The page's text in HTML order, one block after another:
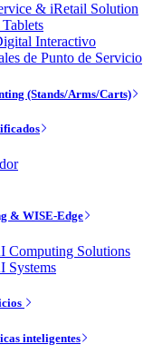
& iRetail Solution
Interactivo
de Punto de Servicio
(Stands/Arms/Carts)
& WISE-Edge
Computing Solutions
Systems
inteligentes